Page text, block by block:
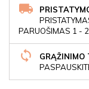
PARUOŠIMAS 1 -
GRĄŽINIMO